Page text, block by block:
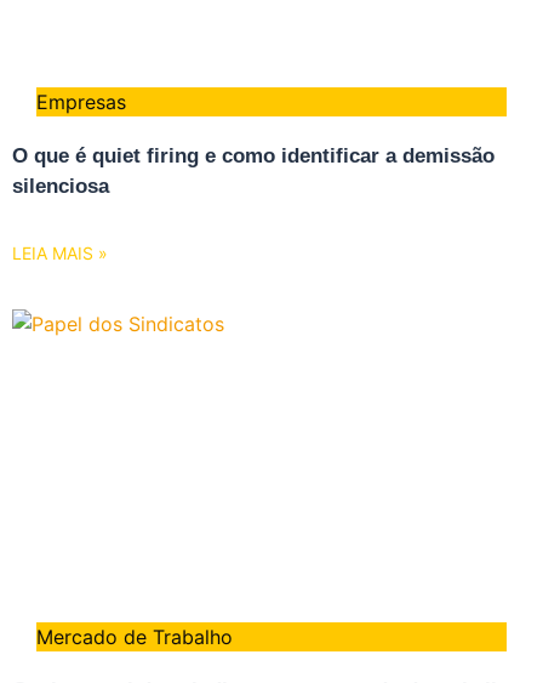
Empresas
O que é quiet firing e como identificar a demissão
silenciosa
LEIA MAIS »
Mercado de Trabalho